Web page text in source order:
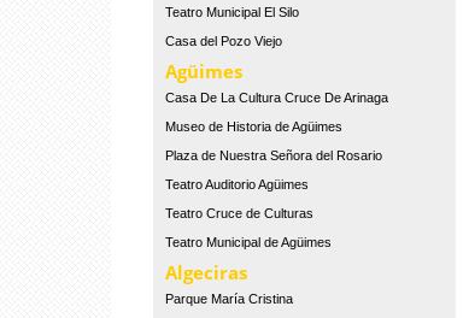
Teatro Municipal El Silo
Casa del Pozo Viejo
Agüimes
Casa De La Cultura Cruce De Arinaga
Museo de Historia de Agüimes
Plaza de Nuestra Señora del Rosario
Teatro Auditorio Agüimes
Teatro Cruce de Culturas
Teatro Municipal de Agüimes
Algeciras
Parque María Cristina